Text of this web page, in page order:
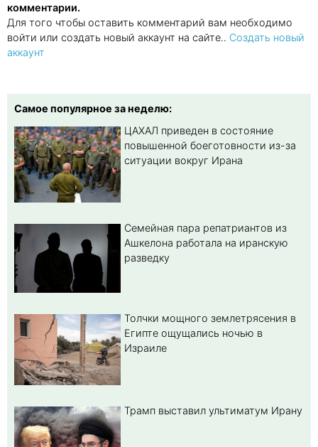
комментарии.
Для того чтобы оставить комментарий вам необходимо
войти или создать новый аккаунт на сайте.. Создать новый
аккаунт
Самое популярное за неделю:
ЦАХАЛ приведен в состояние
повышенной боеготовности из-за
ситуации вокруг Ирана
Семейная пара репатриантов из
Ашкелона работала на иранскую
разведку
Толчки мощного землетрясения в
Египте ощущались ночью в
Израиле
Трамп выставил ультиматум Ирану